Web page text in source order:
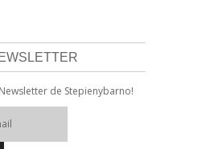
de Stepienybarno!